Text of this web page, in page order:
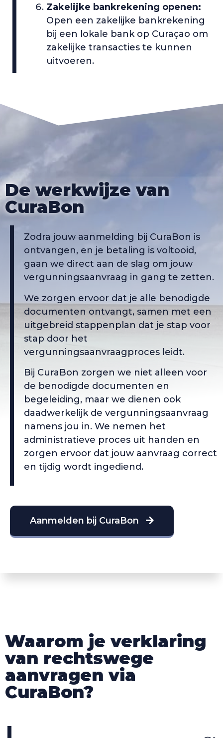
Zakelijke bankrekening openen:
Open een zakelijke bankrekening
bij een lokale bank op Curaçao om
zakelijke transacties te kunnen
uitvoeren.
De werkwijze van
CuraBon
Zodra jouw aanmelding bij CuraBon is
ontvangen, en je betaling is voltooid,
gaan we direct aan de slag om jouw
vergunningsaanvraag in gang te zetten.
We zorgen ervoor dat je alle benodigde
documenten ontvangt, samen met een
uitgebreid stappenplan dat je stap voor
stap door het
vergunningsaanvraagproces leidt.
Bij CuraBon zorgen we niet alleen voor
de benodigde documenten en
begeleiding, maar we dienen ook
daadwerkelijk de vergunningsaanvraag
namens jou in. We nemen het
administratieve proces uit handen en
zorgen ervoor dat jouw aanvraag correct
en tijdig wordt ingediend.
Aanmelden bij CuraBon
Waarom je verklaring
van rechtswege
aanvragen via
CuraBon?